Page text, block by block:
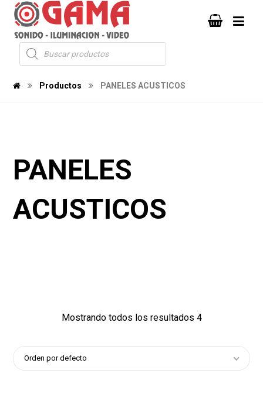
Productos PANELES ACUSTICOS
PANELES
ACUSTICOS
Mostrando todos los resultados 4
Orden por defecto